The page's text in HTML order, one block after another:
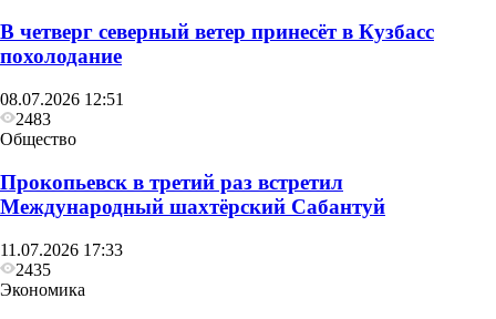
В четверг северный ветер принесёт в Кузбасс
похолодание
08.07.2026 12:51
2483
Общество
Прокопьевск в третий раз встретил
Международный шахтёрский Сабантуй
11.07.2026 17:33
2435
Экономика